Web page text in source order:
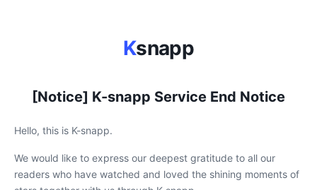
Ksnapp
[Notice] K-snapp Service End Notice
Hello, this is K-snapp.
We would like to express our deepest gratitude to all our
readers who have watched and loved the shining moments of